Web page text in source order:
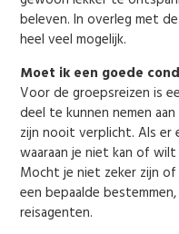
beleven. In overleg met
heel veel mogelijk.
Moet ik een goede
Voor de groepsreizen is
deel te kunnen nemen
zijn nooit verplicht. Als er
waaraan je niet kan of
Mocht je niet zeker zijn
een bepaalde
reisagenten.